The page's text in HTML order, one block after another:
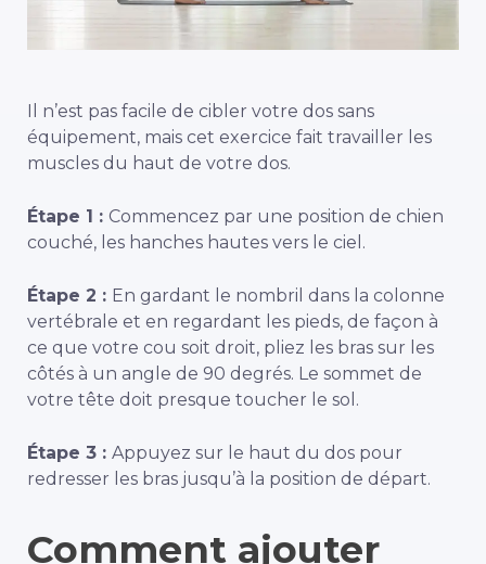
Il n’est pas facile de cibler votre dos sans
équipement, mais cet exercice fait travailler les
muscles du haut de votre dos.
Étape 1 : Commencez par une position de chien
couché, les hanches hautes vers le ciel.
Étape 2 : En gardant le nombril dans la colonne
vertébrale et en regardant les pieds, de façon à
ce que votre cou soit droit, pliez les bras sur les
côtés à un angle de 90 degrés. Le sommet de
votre tête doit presque toucher le sol.
Étape 3 : Appuyez sur le haut du dos pour
redresser les bras jusqu’à la position de départ.
Comment ajouter